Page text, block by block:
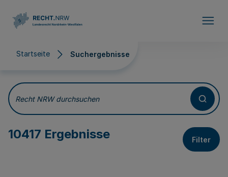
Startseite Suchergebnisse
Suchergebnisse
Recht NRW durchsuchen
10417 Ergebnisse Filter